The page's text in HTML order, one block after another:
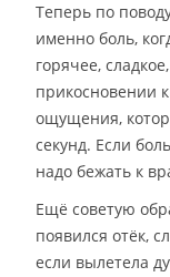
Теперь по
именно боль,
горячее,
прикосновении
ощущения,
секунд. Если
надо бежать к
Ещё советую
появился отёк,
если вылетела